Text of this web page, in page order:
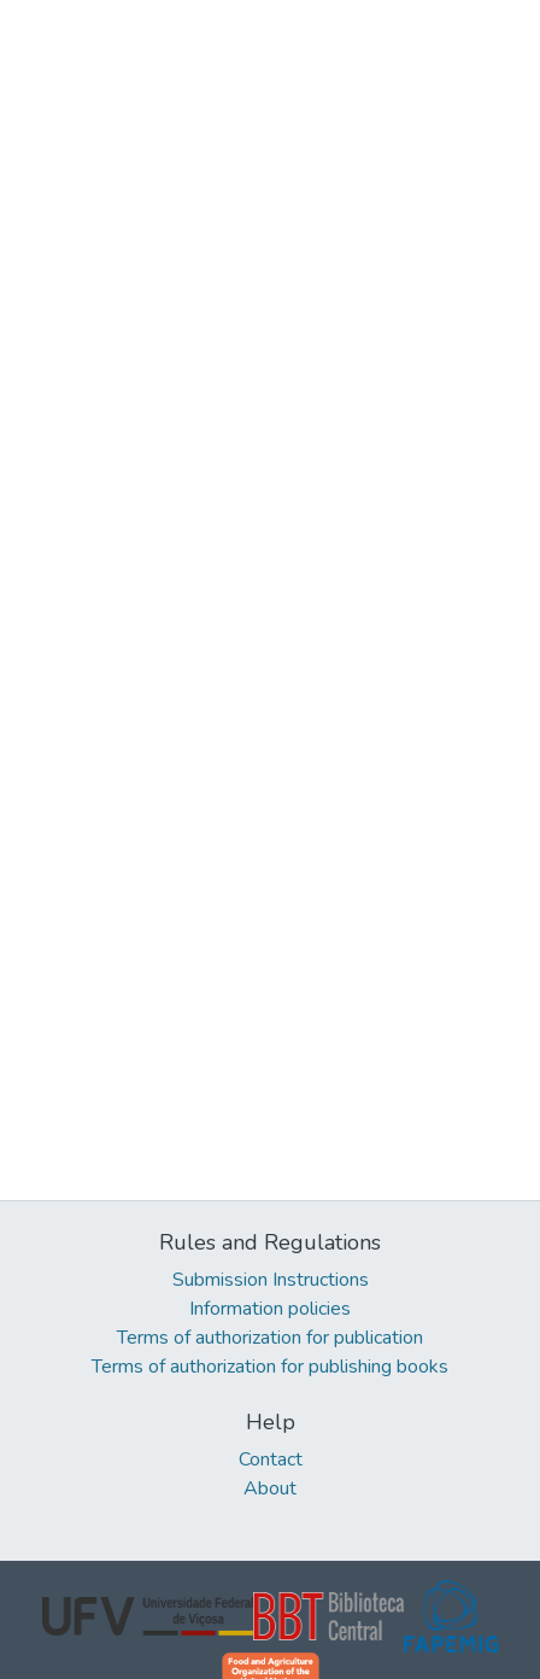
Rules and Regulations
Submission Instructions
Information policies
Terms of authorization for publication
Terms of authorization for publishing books
Help
Contact
About